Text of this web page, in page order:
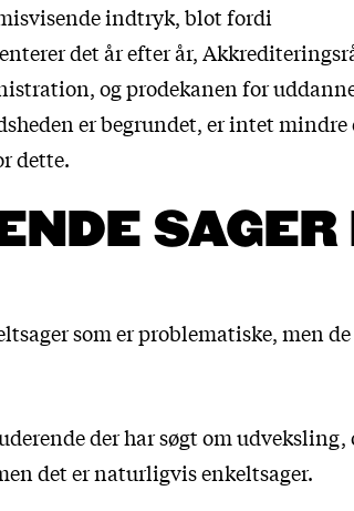
indtryk, blot fordi
det år efter år,
og prodekanen for
er begrundet, er intet mindre
dette.
SAGER I
som er problematiske, men
der har søgt om udveksling,
det er naturligvis enkeltsager.